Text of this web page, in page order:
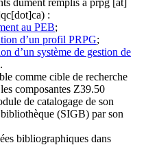
:
au PEB;
d’un profil PRPG;
d’un système de gestion de
.
comme cible de recherche
composantes Z39.50
de catalogage de son
(SIGB) par son
bibliographiques dans